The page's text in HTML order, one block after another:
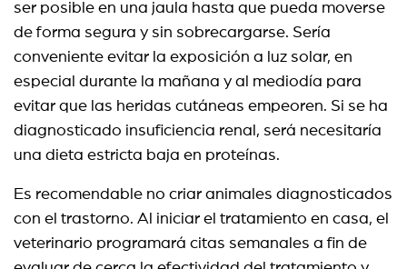
ser posible en una jaula hasta que pueda moverse
de forma segura y sin sobrecargarse. Sería
conveniente evitar la exposición a luz solar, en
especial durante la mañana y al mediodía para
evitar que las heridas cutáneas empeoren. Si se ha
diagnosticado insuficiencia renal, será necesitaría
una dieta estricta baja en proteínas.
Es recomendable no criar animales diagnosticados
con el trastorno. Al iniciar el tratamiento en casa, el
veterinario programará citas semanales a fin de